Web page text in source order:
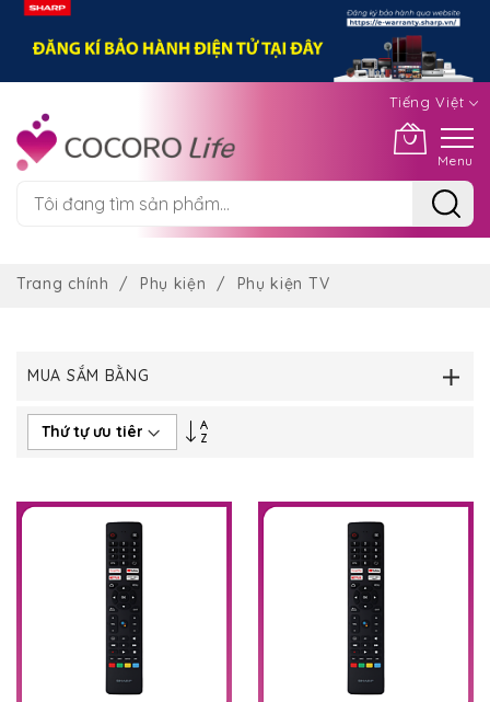
Tiếng Việt
Menu
nộiTrang chính Phụ kiện Phụ kiện TV
MUA SẮM BẰNG
giảm